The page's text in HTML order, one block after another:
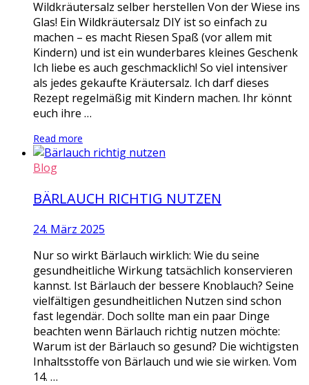
Wildkräutersalz selber herstellen Von der Wiese ins
Glas! Ein Wildkräutersalz DIY ist so einfach zu
machen – es macht Riesen Spaß (vor allem mit
Kindern) und ist ein wunderbares kleines Geschenk
Ich liebe es auch geschmacklich! So viel intensiver
als jedes gekaufte Kräutersalz. Ich darf dieses
Rezept regelmäßig mit Kindern machen. Ihr könnt
euch ihre …
Read more
Blog
BÄRLAUCH RICHTIG NUTZEN
24. März 2025
Nur so wirkt Bärlauch wirklich: Wie du seine
gesundheitliche Wirkung tatsächlich konservieren
kannst. Ist Bärlauch der bessere Knoblauch? Seine
vielfältigen gesundheitlichen Nutzen sind schon
fast legendär. Doch sollte man ein paar Dinge
beachten wenn Bärlauch richtig nutzen möchte:
Warum ist der Bärlauch so gesund? Die wichtigsten
Inhaltsstoffe von Bärlauch und wie sie wirken. Vom
14. …